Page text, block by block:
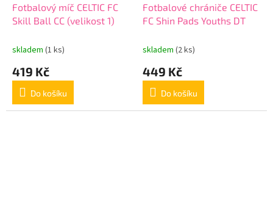
Fotbalový míč CELTIC FC
Skill Ball CC (velikost 1)
skladem (1 ks)
419 Kč
Do košíku
Fotbalové chrániče CELTIC
FC Shin Pads Youths DT
skladem (2 ks)
449 Kč
Do košíku